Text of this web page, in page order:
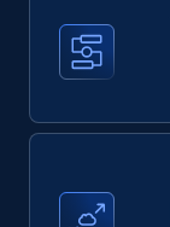
Amazon
upc numbers
Title, Seller
more.
35.3K+